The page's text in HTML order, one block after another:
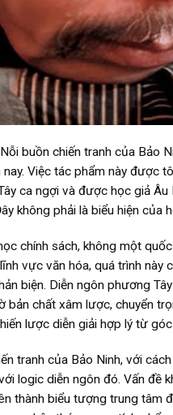
buồn chiến tranh của Bảo
nay. Việc tác phẩm này được
ca ngợi và được học giả
không phải là biểu hiện của
chính sách, không một
vực văn hóa, quá trình
biện. Diễn ngôn phương
bản chất xâm lược, chuyển
lược diễn giải hợp lý từ
tranh của Bảo Ninh, với
logic diễn ngôn đó. Vấn đề
thành biểu tượng trung tâm